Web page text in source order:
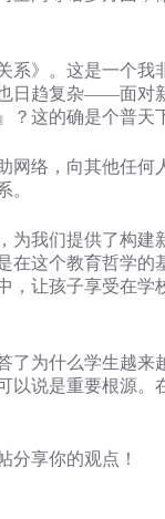
》。这是一个
日趋复杂——面对
这的确是个普天
网络，向其他任
。
我们提供了构
这个教育哲学
让孩子享受在学
了为什么学生越
以说是重要根源
分享你的观点！